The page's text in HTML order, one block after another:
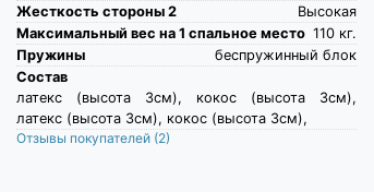
Жесткость стороны 2
Высокая
Максимальный вес на 1 спальное место
кг.
110
Пружины
беспружинный блок
Состав
латекс (высота 3см), кокос (высота 3см),
латекс (высота 3см), кокос (высота 3см),
Отзывы покупателей (2)